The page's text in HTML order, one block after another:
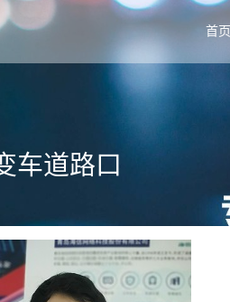
首页
车道路口